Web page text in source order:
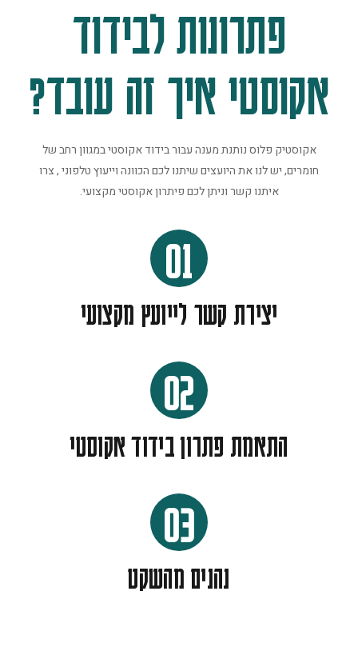
פתרונות לבידוד
אקוסטי איך זה עובד?
אקוסטיק פלוס נותנת מענה עבור בידוד אקוסטי במגוון רחב של
חומרים, יש לנו את היועצים שיתנו לכם הכוונה וייעוץ טלפוני , צרו
איתנו קשר וניתן לכם פיתרון אקוסטי מקצועי.
01
יצירת קשר לייועץ מקצועי
02
התאמת פתרון בידוד אקוסטי
03
נהנים מהשקט